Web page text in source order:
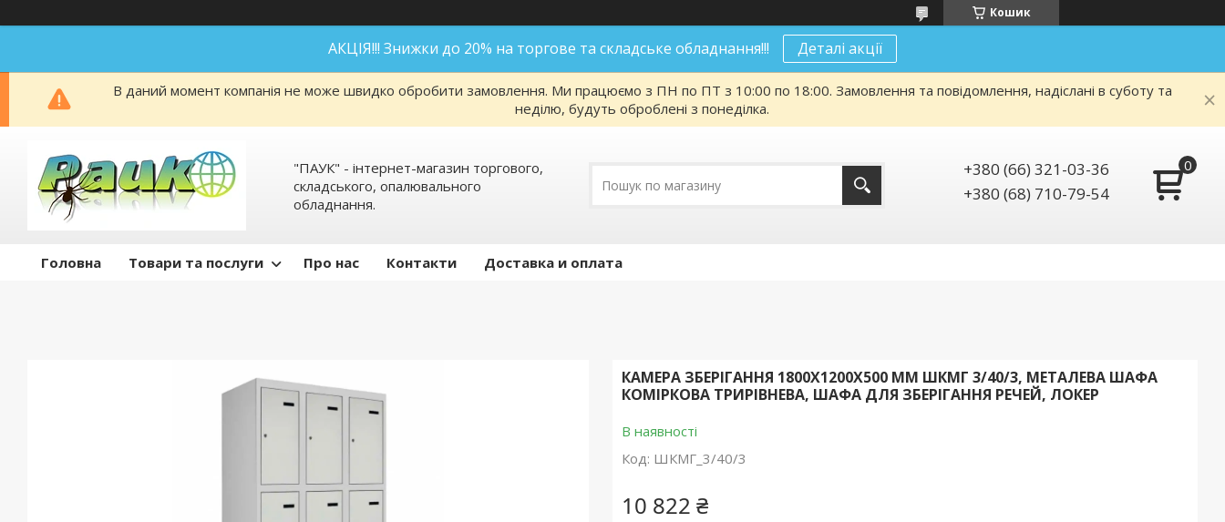
Кошик
АКЦІЯ!!! Знижки до 20% на торгове та складське обладнання!!! Деталі акції
В даний момент компанія не може швидко обробити замовлення. Ми працюємо з ПН по ПТ з 10:00 по 18:00. Замовлення та повідомлення, надіслані в суботу та
неділю, будуть оброблені з понеділка.
"ПАУК" - інтернет-магазин торгового,
складського, опалювального
обладнання.
+380 (66) 321-03-36
+380 (68) 710-79-54
Головна Товари та послуги Про нас Контакти Доставка и оплата
КАМЕРА ЗБЕРІГАННЯ 1800Х1200Х500 ММ ШКМГ 3/40/3, МЕТАЛЕВА ШАФА
КОМІРКОВА ТРИРІВНЕВА, ШАФА ДЛЯ ЗБЕРІГАННЯ РЕЧЕЙ, ЛОКЕР
В наявності
Код: ШКМГ_3/40/3
10 822 ₴